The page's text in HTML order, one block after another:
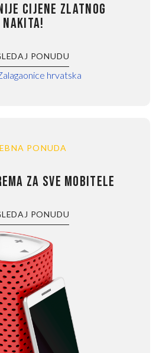
CIJENE ZLATNOG
NAKITA!
PONUDU
PONUDA
ZA SVE MOBITELE
PONUDU